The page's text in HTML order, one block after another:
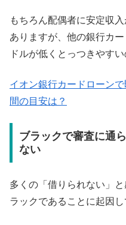
もちろん配偶者に安定収
ありますが、他の銀行カ
ドルが低くとっつきやすい
イオン銀行カードローン
間の目安は？
ブラックで審査に通
ない
多くの「借りられない」
ラックであることに起因し